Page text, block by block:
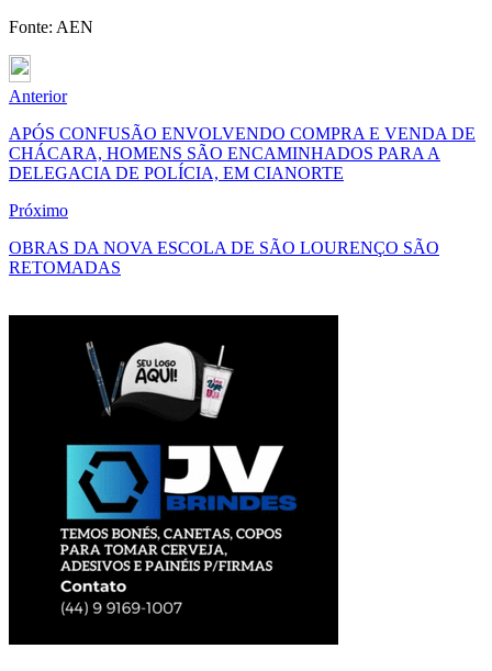
Fonte: AEN
Anterior
APÓS CONFUSÃO ENVOLVENDO COMPRA E VENDA DE
CHÁCARA, HOMENS SÃO ENCAMINHADOS PARA A
DELEGACIA DE POLÍCIA, EM CIANORTE
Próximo
OBRAS DA NOVA ESCOLA DE SÃO LOURENÇO SÃO
RETOMADAS